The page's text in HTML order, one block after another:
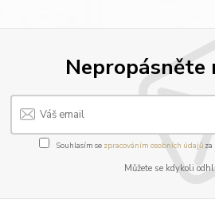
Nepropásněte
Souhlasím se zpracováním osobních údajůza
Můžete se kdykoli